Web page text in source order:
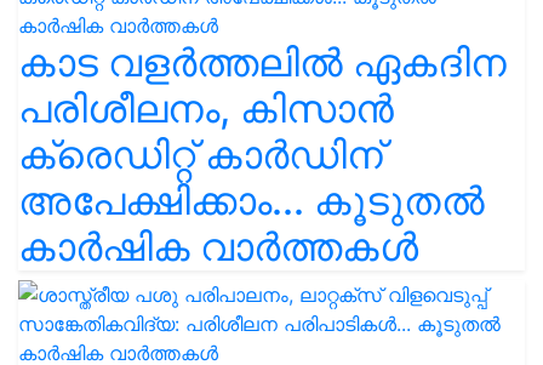
കാട വളര്‍ത്തലിൽ ഏകദിന
പരിശീലനം, കിസാൻ
ക്രെഡിറ്റ് കാർഡിന്
അപേക്ഷിക്കാം... കൂടുതൽ
കാർഷിക വാർത്തകൾ